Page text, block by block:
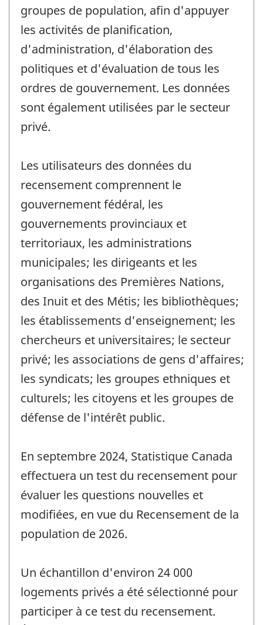
groupes de population, afin d'appuyer
les activités de planification,
d'administration, d'élaboration des
politiques et d'évaluation de tous les
ordres de gouvernement. Les données
sont également utilisées par le secteur
privé.
Les utilisateurs des données du
recensement comprennent le
gouvernement fédéral, les
gouvernements provinciaux et
territoriaux, les administrations
municipales; les dirigeants et les
organisations des Premières Nations,
des Inuit et des Métis; les bibliothèques;
les établissements d'enseignement; les
chercheurs et universitaires; le secteur
privé; les associations de gens d'affaires;
les syndicats; les groupes ethniques et
culturels; les citoyens et les groupes de
défense de l'intérêt public.
En septembre 2024, Statistique Canada
effectuera un test du recensement pour
évaluer les questions nouvelles et
modifiées, en vue du Recensement de la
population de 2026.
Un échantillon d'environ 24 000
logements privés a été sélectionné pour
participer à ce test du recensement.